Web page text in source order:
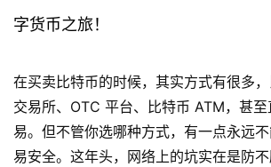
字货币之旅！
在买卖比特币的时候，其实方式有很多
交易所、OTC 平台、比特币 ATM，甚
易。但不管你选哪种方式，有一点永远
易安全。这年头，网络上的坑实在是防